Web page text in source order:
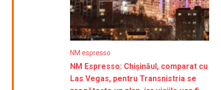
NM espresso
NM Espresso: Chișinăul, comparat cu
Las Vegas, pentru Transnistria se